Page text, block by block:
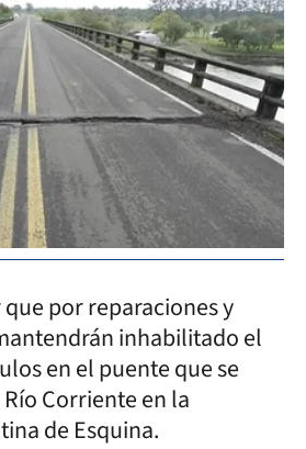
por reparaciones y
inhabilitado el
en el puente que se
Corriente en la
de Esquina.